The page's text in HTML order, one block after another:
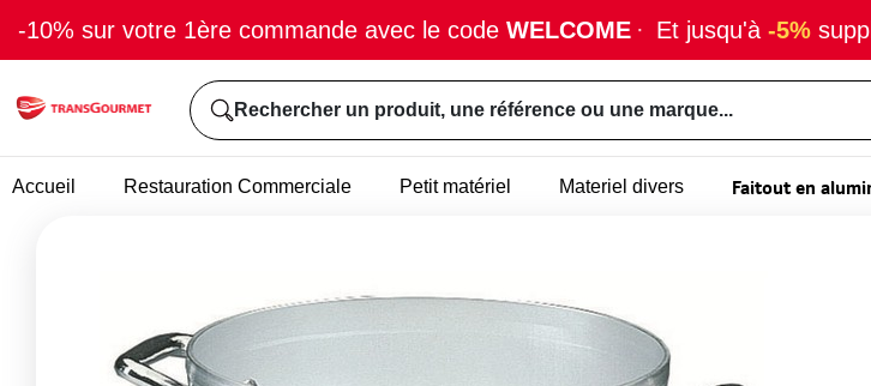
-10% sur votre 1ère commande avec le code WELCOME · Et jusqu'à -5%
Rechercher un produit, une référence ou une marque...
Accueil Restauration Commerciale Petit matériel Materiel divers Faitout en